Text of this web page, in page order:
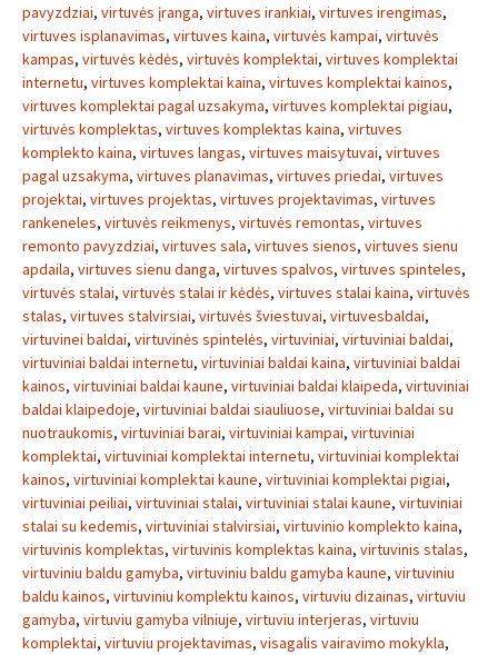
pavyzdziai, virtuvės įranga, virtuves irankiai, virtuves irengimas,
virtuves isplanavimas, virtuves kaina, virtuvės kampai, virtuvės
kampas, virtuvės kėdės, virtuvės komplektai, virtuves komplektai
internetu, virtuves komplektai kaina, virtuves komplektai kainos,
virtuves komplektai pagal uzsakyma, virtuves komplektai pigiau,
virtuvės komplektas, virtuves komplektas kaina, virtuves
komplekto kaina, virtuves langas, virtuves maisytuvai, virtuves
pagal uzsakyma, virtuves planavimas, virtuves priedai, virtuves
projektai, virtuves projektas, virtuves projektavimas, virtuves
rankeneles, virtuvės reikmenys, virtuvės remontas, virtuves
remonto pavyzdziai, virtuves sala, virtuves sienos, virtuves sienu
apdaila, virtuves sienu danga, virtuves spalvos, virtuves spinteles,
virtuvės stalai, virtuvės stalai ir kėdės, virtuves stalai kaina, virtuvės
stalas, virtuves stalvirsiai, virtuvės šviestuvai, virtuvesbaldai,
virtuvinei baldai, virtuvinės spintelės, virtuviniai, virtuviniai baldai,
virtuviniai baldai internetu, virtuviniai baldai kaina, virtuviniai baldai
kainos, virtuviniai baldai kaune, virtuviniai baldai klaipeda, virtuviniai
baldai klaipedoje, virtuviniai baldai siauliuose, virtuviniai baldai su
nuotraukomis, virtuviniai barai, virtuviniai kampai, virtuviniai
komplektai, virtuviniai komplektai internetu, virtuviniai komplektai
kainos, virtuviniai komplektai kaune, virtuviniai komplektai pigiai,
virtuviniai peiliai, virtuviniai stalai, virtuviniai stalai kaune, virtuviniai
stalai su kedemis, virtuviniai stalvirsiai, virtuvinio komplekto kaina,
virtuvinis komplektas, virtuvinis komplektas kaina, virtuvinis stalas,
virtuviniu baldu gamyba, virtuviniu baldu gamyba kaune, virtuviniu
baldu kainos, virtuviniu komplektu kainos, virtuviu dizainas, virtuviu
gamyba, virtuviu gamyba vilniuje, virtuviu interjeras, virtuviu
komplektai, virtuviu projektavimas, visagalis vairavimo mokykla,